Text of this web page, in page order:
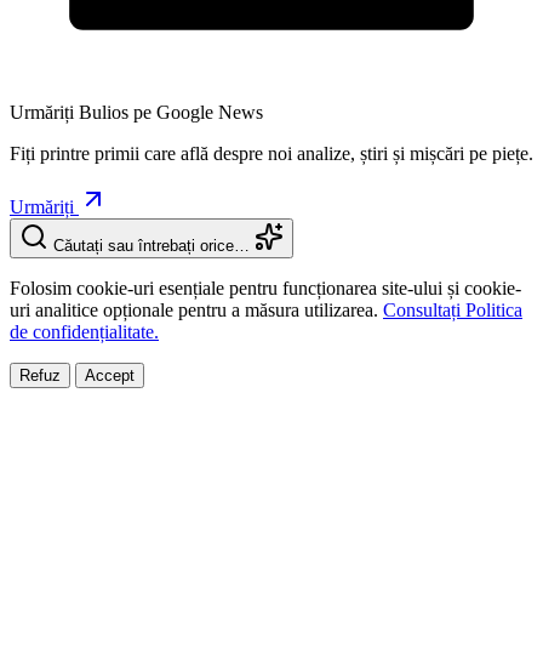
Urmăriți Bulios pe Google News
Fiți printre primii care află despre noi analize, știri și mișcări pe piețe.
Urmăriți
Căutați sau întrebați orice…
Folosim cookie-uri esențiale pentru funcționarea site-ului și cookie-
uri analitice opționale pentru a măsura utilizarea. Consultați Politica
de confidențialitate.
Refuz Accept